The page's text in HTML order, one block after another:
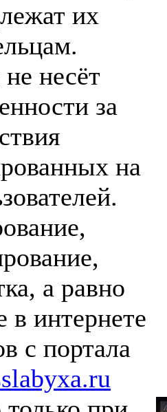
их
несёт
за
на
а равно
в интернете
с портала